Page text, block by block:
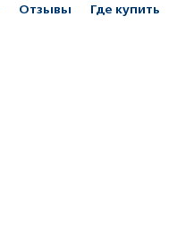
Отзывы
Где купить